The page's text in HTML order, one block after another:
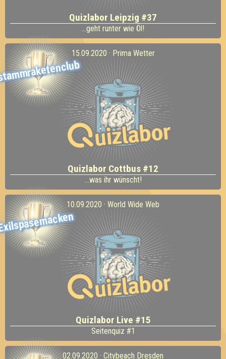
Quizlabor Leipzig #37
...geht runter wie Öl!
15.09.2020 · Prima Wetter
Quizlabor Cottbus #12
...was ihr wünscht!
10.09.2020 · World Wide Web
Quizlabor Live #15
Seitenquiz #1
02.09.2020 · Citybeach Dresden